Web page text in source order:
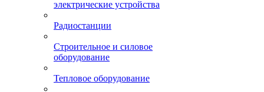
электрические устройства
Радиостанции
Строительное и силовое
оборудование
Тепловое оборудование